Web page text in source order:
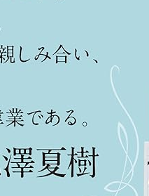
三三巻・ちくま文庫）完結を
タビューが掲載されました
タビューが掲載されました
介されました。「松岡和子
れました。「シェークス